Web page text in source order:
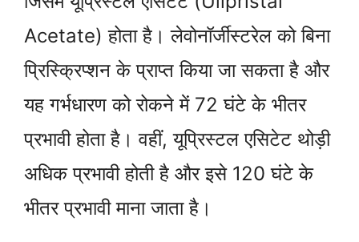
Acetate) होता है। लेवोनॉर्जीस्टरेल को बिना
प्रिस्क्रिप्शन के प्राप्त किया जा सकता है और
यह गर्भधारण को रोकने में 72 घंटे के भीतर
प्रभावी होता है। वहीं, यूप्रिस्टल एसिटेट थोड़ी
अधिक प्रभावी होती है और इसे 120 घंटे के
भीतर प्रभावी माना जाता है।